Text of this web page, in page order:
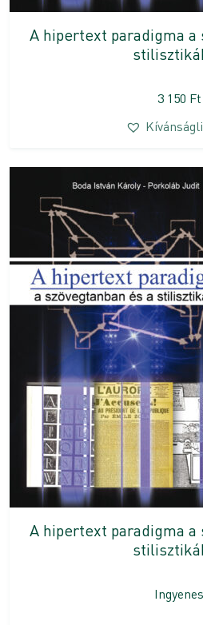
A hipertext paradigma a
3 150 Ft
A hipertext paradigma a
Ingyenes